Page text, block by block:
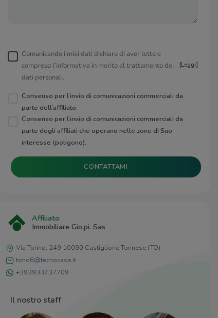
Comunicando i miei dati dichiaro di aver letto e
compreso l’informativa in merito al trattamento dei
dati personali.
[Leggi]
Consenso per l’invio di comunicazioni commerciali da
parte dell’affiliato.
Consenso per l’invio di comunicazioni commerciali da
parte degli affiliati che operano nelle zone di Suo
interesse (poligono).
CONTATTAMI
Affiliato:
Immobiliare Gio.pi. Sas
Via Torino, 249 10090 Castiglione Torinese (TO)
tohd6@tecnocasa.it
+393933737709
Il nostro staff